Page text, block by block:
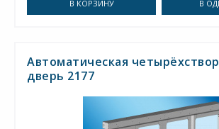
В КОРЗИНУ В
Автоматическая
дверь 2177